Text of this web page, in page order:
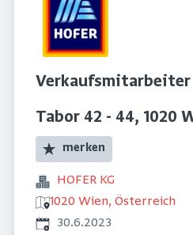
Verkaufsmitarbeiter
Tabor 42 - 44, 1020
merken
HOFER KG
1020 Wien, Österreich
Veröffentlicht
30.6.2023